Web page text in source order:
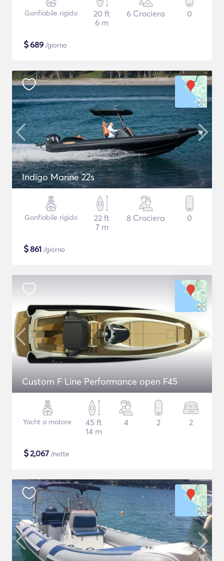
Gonfiabile rigido
20 ft
6 m
6 Crociera 0
$689 /giorno
Indigo Marine 22s
Gonfiabile rigido
22 ft
7 m
8 Crociera 0
$861 /giorno
Custom F Line Performance open F45
Yacht a motore
45 ft
14 m
4 2 2
$2,067 /notte